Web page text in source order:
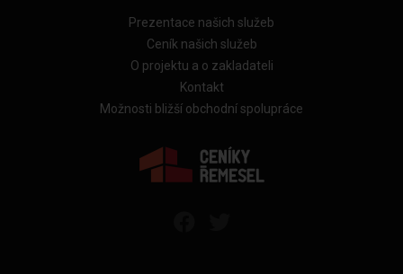
Prezentace našich služeb
Ceník našich služeb
O projektu a o zakladateli
Kontakt
Možnosti bližší obchodní spolupráce